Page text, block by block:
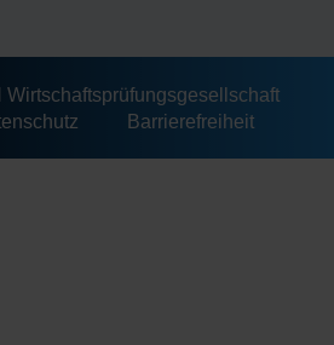
Wirtschaftsprüfungsgesellschaft
Barrierefreiheit